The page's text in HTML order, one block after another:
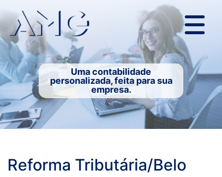
Uma contabilidade
personalizada, feita para sua
empresa.
Reforma Tributária/Belo